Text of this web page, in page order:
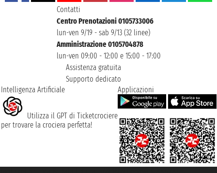
Contatti
Centro Prenotazioni 0105733006
lun-ven 9/19 - sab 9/13 (32 linee)
Amministrazione 0105704878
lun-ven 09:00 - 12:00 e 15:00 - 17:00
Assistenza gratuita
Supporto dedicato
Intelligenza Artificiale
Utilizza il GPT di Ticketcrociere
per trovare la crociera perfetta!
Applicazioni